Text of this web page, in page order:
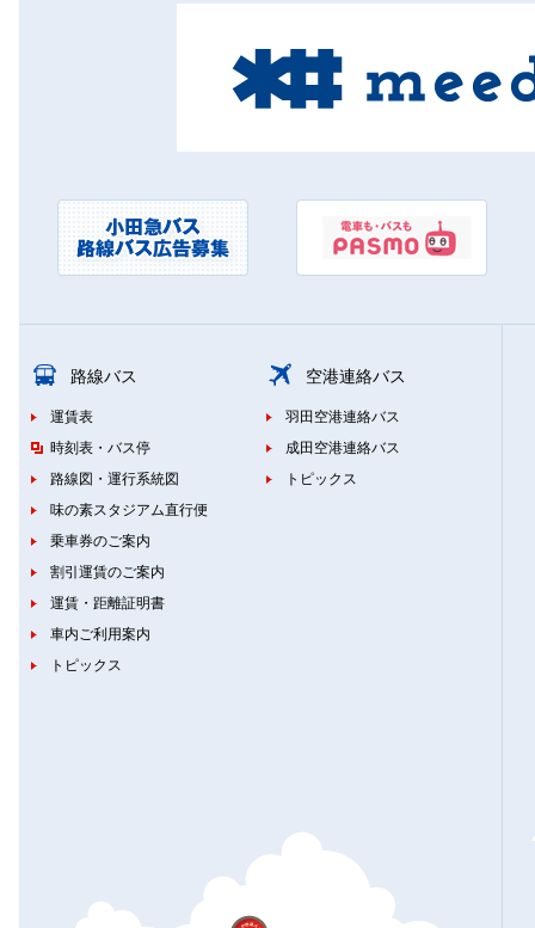
路線バス
運賃表
時刻表・バス停
路線図・運行系統図
味の素スタジアム直行便
乗車券のご案内
割引運賃のご案内
運賃・距離証明書
車内ご利用案内
トピックス
空港連絡バス
羽田空港連絡バス
成田空港連絡バス
トピックス